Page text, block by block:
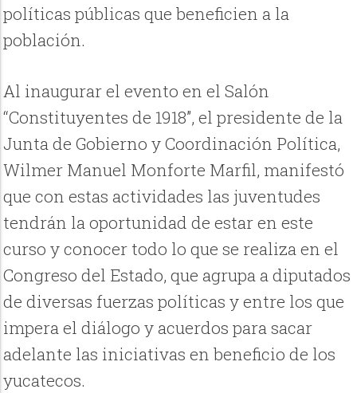
políticas públicas que beneficien a la
población.
Al inaugurar el evento en el Salón
“Constituyentes de 1918”, el presidente de la
Junta de Gobierno y Coordinación Política,
Wilmer Manuel Monforte Marfil, manifestó
que con estas actividades las juventudes
tendrán la oportunidad de estar en este
curso y conocer todo lo que se realiza en el
Congreso del Estado, que agrupa a diputados
de diversas fuerzas políticas y entre los que
impera el diálogo y acuerdos para sacar
adelante las iniciativas en beneficio de los
yucatecos.